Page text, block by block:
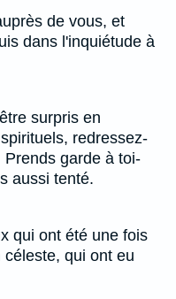
de vous, et
dans l'inquiétude à
surpris en
redressez-
Prends garde à toi-
aussi tenté.
qui ont été une fois
qui ont eu